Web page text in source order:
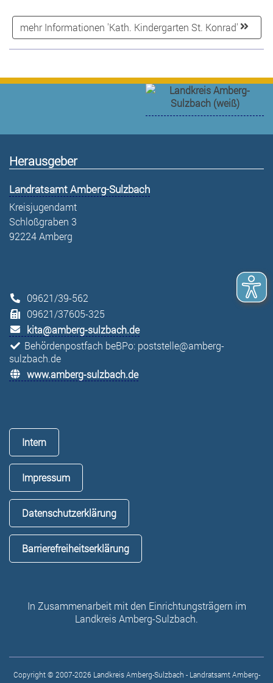
mehr Informationen 'Kath. Kindergarten St. Konrad'
Herausgeber
Landratsamt Amberg-Sulzbach
Kreisjugendamt
Schloßgraben 3
92224 Amberg
09621/39-562
09621/37605-325
kita@amberg-sulzbach.de
Behördenpostfach beBPo: poststelle@amberg-
sulzbach.de
www.amberg-sulzbach.de
Intern
Impressum
Datenschutzerklärung
Barrierefreiheitserklärung
In Zusammenarbeit mit den Einrichtungsträgern im
Landkreis Amberg-Sulzbach.
Copyright © 2007-2026 Landkreis Amberg-Sulzbach - Landratsamt Amberg-